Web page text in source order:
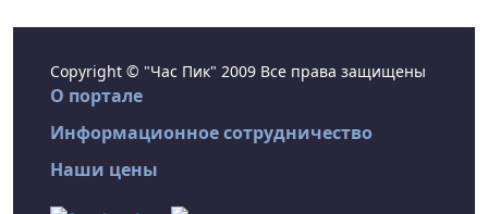
Copyright © "Час Пик" 2009 Все права защищены
О портале
Информационное сотрудничество
Наши цены